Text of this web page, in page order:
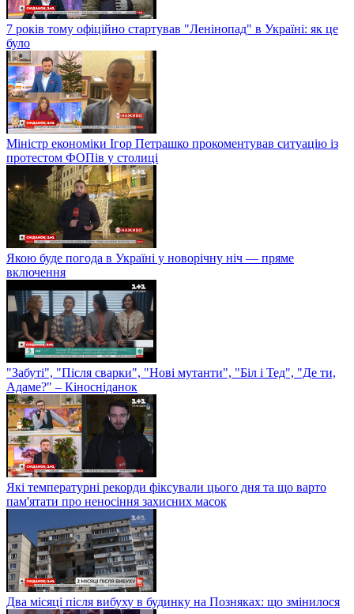
7 років тому офіційно стартував "Ленінопад" в Україні: як це
було
Міністр економіки Ігор Петрашко прокоментував ситуацію із
протестом ФОПів у столиці
Якою буде погода в Україні у новорічну ніч — пряме
включення
"Забуті", "Після сварки", "Нові мутанти", "Біл і Тед", "Де ти,
Адаме?" – Кіносніданок
Які температурні рекорди фіксували цього дня та що варто
пам'ятати про неносіння захисних масок
Два місяці після вибуху в будинку на Позняках: що змінилося